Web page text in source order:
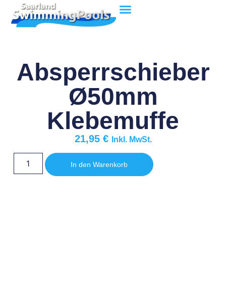
Absperrschieber
Ø50mm
Klebemuffe
21,95 € Inkl. MwSt.
In den Warenkorb